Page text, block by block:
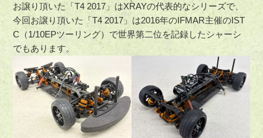
お譲り頂いた「T4 2017」はXRAYの代表的なシリーズで、
今回お譲り頂いた「T4 2017」は2016年のIFMAR主催のIST
C（1/10EPツーリング）で世界第二位を記録したシャーシ
でもあります。